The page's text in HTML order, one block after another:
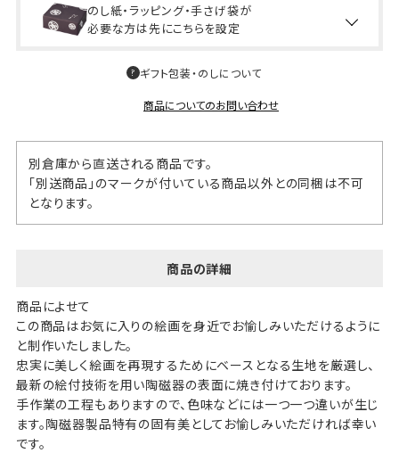
のし紙・ラッピング・手さげ袋が
必要な方は先にこちらを設定
ギフト包装・のしについて
商品についてのお問い合わせ
別倉庫から直送される商品です。
「別送商品」のマークが付いている商品以外との同梱は不可
となります。
商品の詳細
商品によせて
この商品はお気に入りの絵画を身近でお愉しみいただけるように
と制作いたしました。
忠実に美しく絵画を再現するためにベースとなる生地を厳選し、
最新の絵付技術を用い陶磁器の表面に焼き付けております。
手作業の工程もありますので、色味などには一つ一つ違いが生じ
ます。陶磁器製品特有の固有美としてお愉しみいただければ幸い
です。